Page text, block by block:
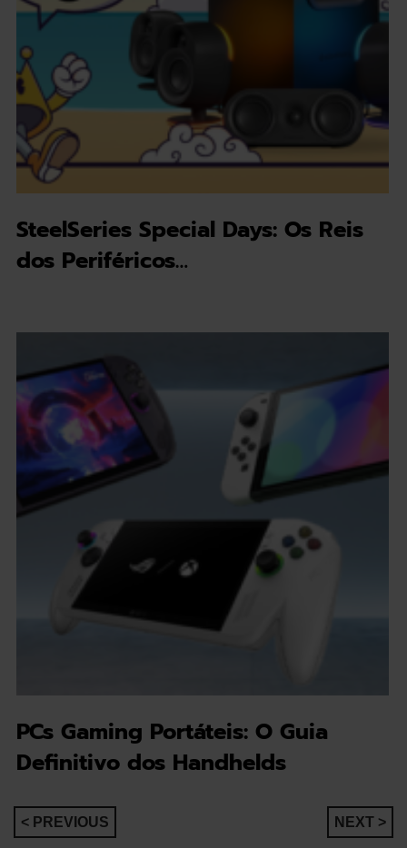
SteelSeries Special Days: Os Reis
dos Periféricos…
PCs Gaming Portáteis: O Guia
Definitivo dos Handhelds
Navegação
< PREVIOUS NEXT >